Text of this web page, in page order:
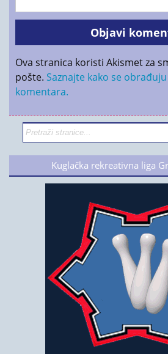
Ova stranica koristi Akismet za
pošte. Saznajte kako se
komentara.
Kuglačka rekreativna liga